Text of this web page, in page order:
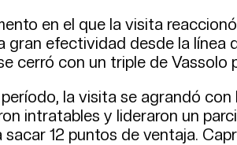
en el que la visita
gran efectividad desde la línea
cerró con un triple de Vassolo
la visita se agrandó
intratables y lideraron un
sacar 12 puntos de ventaja.